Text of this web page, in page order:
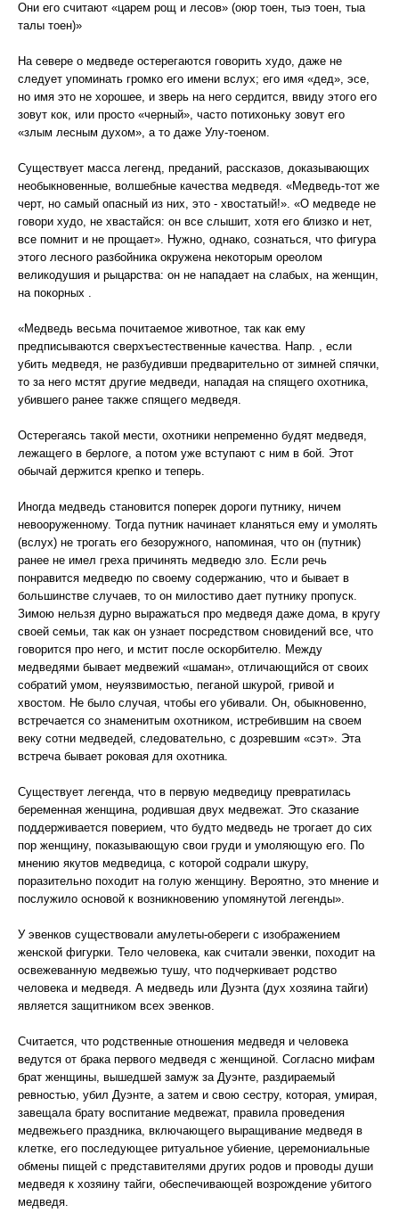
Они его считают «царем рощ и лесов» (оюр тоен, тыэ тоен, тыа
талы тоен)»
На севере о медведе остерегаются говорить худо, даже не
следует упоминать громко его имени вслух; его имя «дед», эсе,
но имя это не хорошее, и зверь на него сердится, ввиду этого его
зовут кок, или просто «черный», часто потихоньку зовут его
«злым лесным духом», а то даже Улу-тоеном.
Существует масса легенд, преданий, рассказов, доказывающих
необыкновенные, волшебные качества медведя. «Медведь-тот же
черт, но самый опасный из них, это - хвостатый!». «О медведе не
говори худо, не хвастайся: он все слышит, хотя его близко и нет,
все помнит и не прощает». Нужно, однако, сознаться, что фигура
этого лесного разбойника окружена некоторым ореолом
великодушия и рыцарства: он не нападает на слабых, на женщин,
на покорных .
«Медведь весьма почитаемое животное, так как ему
предписываются сверхъестественные качества. Напр. , если
убить медведя, не разбудивши предварительно от зимней спячки,
то за него мстят другие медведи, нападая на спящего охотника,
убившего ранее также спящего медведя.
Остерегаясь такой мести, охотники непременно будят медведя,
лежащего в берлоге, а потом уже вступают с ним в бой. Этот
обычай держится крепко и теперь.
Иногда медведь становится поперек дороги путнику, ничем
невооруженному. Тогда путник начинает кланяться ему и умолять
(вслух) не трогать его безоружного, напоминая, что он (путник)
ранее не имел греха причинять медведю зло. Если речь
понравится медведю по своему содержанию, что и бывает в
большинстве случаев, то он милостиво дает путнику пропуск.
Зимою нельзя дурно выражаться про медведя даже дома, в кругу
своей семьи, так как он узнает посредством сновидений все, что
говорится про него, и мстит после оскорбителю. Между
медведями бывает медвежий «шаман», отличающийся от своих
собратий умом, неуязвимостью, пеганой шкурой, гривой и
хвостом. Не было случая, чтобы его убивали. Он, обыкновенно,
встречается со знаменитым охотником, истребившим на своем
веку сотни медведей, следовательно, с дозревшим «сэт». Эта
встреча бывает роковая для охотника.
Существует легенда, что в первую медведицу превратилась
беременная женщина, родившая двух медвежат. Это сказание
поддерживается поверием, что будто медведь не трогает до сих
пор женщину, показывающую свои груди и умоляющую его. По
мнению якутов медведица, с которой содрали шкуру,
поразительно походит на голую женщину. Вероятно, это мнение и
послужило основой к возникновению упомянутой легенды».
У эвенков существовали амулеты-обереги с изображением
женской фигурки. Тело человека, как считали эвенки, походит на
освежеванную медвежью тушу, что подчеркивает родство
человека и медведя. А медведь или Дуэнта (дух хозяина тайги)
является защитником всех эвенков.
Считается, что родственные отношения медведя и человека
ведутся от брака первого медведя с женщиной. Согласно мифам
брат женщины, вышедшей замуж за Дуэнте, раздираемый
ревностью, убил Дуэнте, а затем и свою сестру, которая, умирая,
завещала брату воспитание медвежат, правила проведения
медвежьего праздника, включающего выращивание медведя в
клетке, его последующее ритуальное убиение, церемониальные
обмены пищей с представителями других родов и проводы души
медведя к хозяину тайги, обеспечивающей возрождение убитого
медведя.